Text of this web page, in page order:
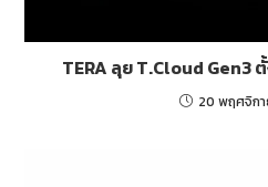
TERA ลุย T.Cloud Gen3
20 พฤศจิก